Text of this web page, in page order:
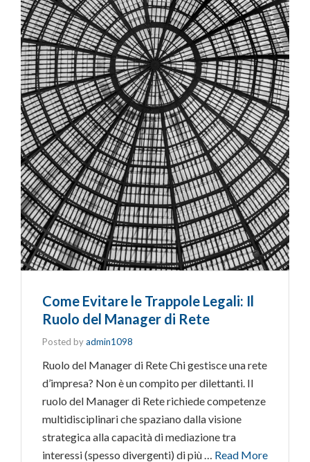
Come Evitare le Trappole Legali: Il
Ruolo del Manager di Rete
Posted byadmin1098
Ruolo del Manager di Rete Chi gestisce una rete
d’impresa? Non è un compito per dilettanti. Il
ruolo del Manager di Rete richiede competenze
multidisciplinari che spaziano dalla visione
strategica alla capacità di mediazione tra
interessi (spesso divergenti) di più … Read More